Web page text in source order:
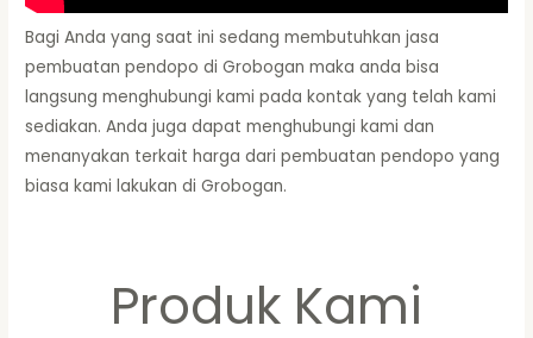
Bagi Anda yang saat ini sedang membutuhkan jasa
pembuatan pendopo di Grobogan maka anda bisa
langsung menghubungi kami pada kontak yang telah kami
sediakan. Anda juga dapat menghubungi kami dan
menanyakan terkait harga dari pembuatan pendopo yang
biasa kami lakukan di Grobogan.
Produk Kami